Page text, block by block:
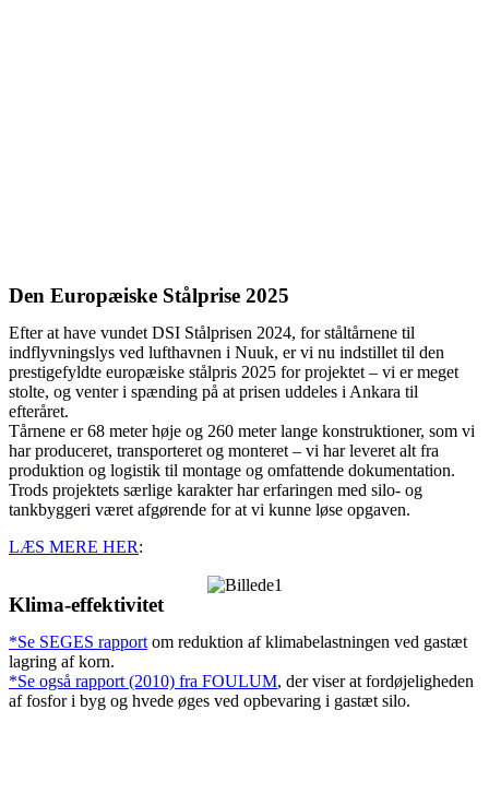
Den Europæiske Stålprise 2025
Efter at have vundet DSI Stålprisen 2024, for ståltårnene til
indflyvningslys ved lufthavnen i Nuuk, er vi nu indstillet til den
prestigefyldte europæiske stålpris 2025 for projektet – vi er meget
stolte, og venter i spænding på at prisen uddeles i Ankara til
efteråret.
Tårnene er 68 meter høje og 260 meter lange konstruktioner, som vi
har produceret, transporteret og monteret – vi har leveret alt fra
produktion og logistik til montage og omfattende dokumentation.
Trods projektets særlige karakter har erfaringen med silo- og
tankbyggeri været afgørende for at vi kunne løse opgaven.
LÆS MERE HER:
Klima-effektivitet
*Se SEGES rapport om reduktion af klimabelastningen ved gastæt
lagring af korn.
*Se også rapport (2010) fra FOULUM, der viser at fordøjeligheden
af fosfor i byg og hvede øges ved opbevaring i gastæt silo.